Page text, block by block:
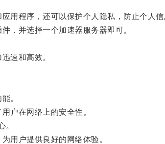
程序，还可以保护个人隐私，防止个人信
并选择一个加速器服务器即可。
速和高效。
。
户在网络上的安全性。
。
用户提供良好的网络体验。